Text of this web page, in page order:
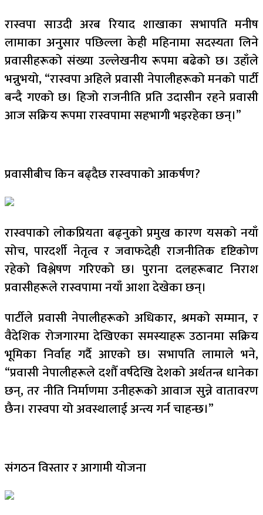
रास्वपा साउदी अरब रियाद शाखाका सभापति मनीष
लामाका अनुसार पछिल्ला केही महिनामा सदस्यता लिने
प्रवासीहरूको संख्या उल्लेखनीय रूपमा बढेको छ। उहाँले
भन्नुभयो, “रास्वपा अहिले प्रवासी नेपालीहरूको मनको पार्टी
बन्दै गएको छ। हिजो राजनीति प्रति उदासीन रहने प्रवासी
आज सक्रिय रूपमा रास्वपामा सहभागी भइरहेका छन्।”
प्रवासीबीच किन बढ्दैछ रास्वपाको आकर्षण?
रास्वपाको लोकप्रियता बढ्नुको प्रमुख कारण यसको नयाँ
सोच, पारदर्शी नेतृत्व र जवाफदेही राजनीतिक दृष्टिकोण
रहेको विश्लेषण गरिएको छ। पुराना दलहरूबाट निराश
प्रवासीहरूले रास्वपामा नयाँ आशा देखेका छन्।
पार्टीले प्रवासी नेपालीहरूको अधिकार, श्रमको सम्मान, र
वैदेशिक रोजगारमा देखिएका समस्याहरू उठानमा सक्रिय
भूमिका निर्वाह गर्दै आएको छ। सभापति लामाले भने,
“प्रवासी नेपालीहरूले दशौँ वर्षदेखि देशको अर्थतन्त्र धानेका
छन्, तर नीति निर्माणमा उनीहरूको आवाज सुन्ने वातावरण
छैन। रास्वपा यो अवस्थालाई अन्त्य गर्न चाहन्छ।”
संगठन विस्तार र आगामी योजना